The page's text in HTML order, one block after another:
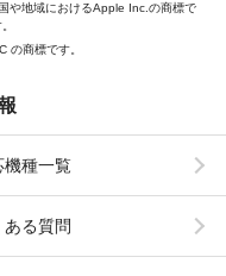
や地域におけるApple Inc.の商標で
の商標です。
機種一覧
ある質問